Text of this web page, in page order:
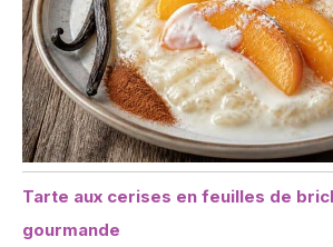
Tarte aux cerises en feuilles de
gourmande